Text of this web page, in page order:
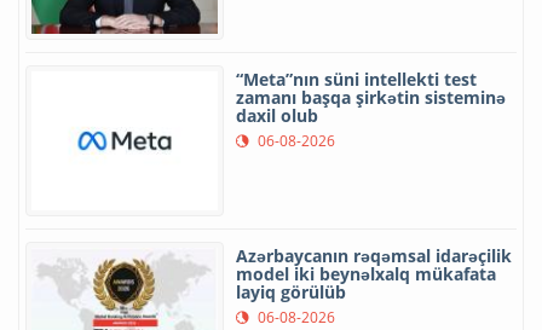
“Meta”nın süni intellekti test
zamanı başqa şirkətin sisteminə
daxil olub
06-08-2026
Azərbaycanın rəqəmsal idarəçilik
model iki beynəlxalq mükafata
layiq görülüb
06-08-2026